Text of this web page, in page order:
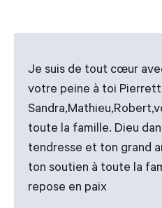
Je suis de tout cœur
votre peine à toi
toute la famille. Dieu
tendresse et ton grand
ton soutien à toute la
repose en paix